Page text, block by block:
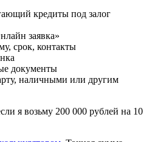
кредиты под залог
заявка»
срок, контакты
документы
наличными или другим
я возьму 200 000 рублей на 10